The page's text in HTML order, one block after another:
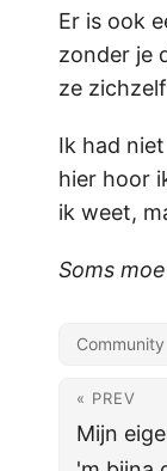
Er is ook
zonder je
ze
Ik had
hier hoor
ik weet,
Soms
Community
« PREV
Mijn